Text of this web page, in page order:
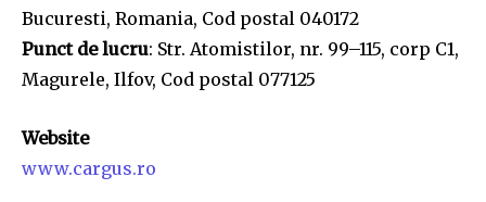
Bucuresti, Romania, Cod postal 040172
Punct de lucru: Str. Atomistilor, nr. 99–115, corp C1,
Magurele, Ilfov, Cod postal 077125
Website
www.cargus.ro